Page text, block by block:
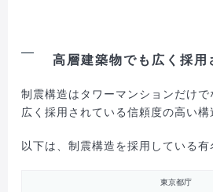
高層建築物でも広く採用
制震構造はタワーマンションだけ
広く採用されている信頼度の高い構
以下は、制震構造を採用している有
東京都庁